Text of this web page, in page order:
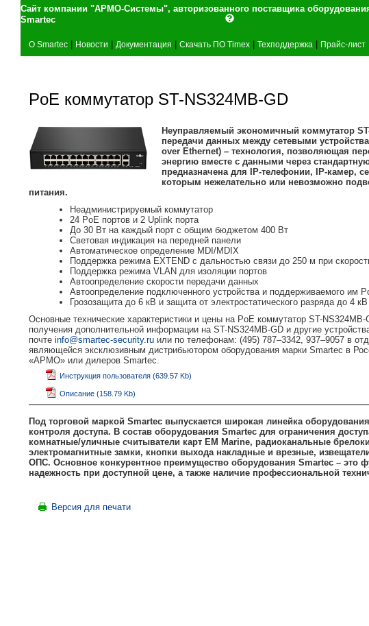
Сайт компании "АРМО-Системы", авторизованного поставщика
Smartec
О Smartec Новости Документация Скачать ПО Timex Техподдержка Прайс-лист
PoE коммутатор ST-NS324MB-GD
Неуправляемый экономичный коммутатор
передачи данных между сетевыми
over Ethernet) – технология, позволяющая
энергию вместе с данными через
предназначена для IP-телефонии, IP-камер,
которым нежелательно или невозможно
питания.
Неадминистрируемый коммутатор
24 PoE портов и 2 Uplink порта
До 30 Вт на каждый порт с общим бюджетом 400 Вт
Световая индикация на передней панели
Автоматическое определение MDI/MDIX
Поддержка режима EXTEND с дальностью связи до 250 м при
Поддержка режима VLAN для изоляции портов
Автоопределение скорости передачи данных
Автоопределение подключенного устройства и поддерживаемого им
Грозозащита до 6 кВ и защита от электростатического разряда до 4 кВ
Основные технические характеристики и цены на PoE коммутатор ST-
получения дополнительной информации на ST-NS324MB-GD и другие
почте info@smartec-security.ru или по телефонам: (495) 787–3342, 937–9057 в
являющейся эксклюзивным дистрибьютором оборудования марки Smartec в
«АРМО» или дилеров Smartec.
Инструкция пользователя (639.57 Kb)
Описание (158.79 Kb)
Под торговой маркой Smartec выпускается широкая линейка
контроля доступа. В состав оборудования Smartec для ограничения
комнатные/уличные считыватели карт EM Marine, радиоканальные
электромагнитные замки, кнопки выхода накладные и врезные,
ОПС. Основное конкурентное преимущество оборудования Smartec – это
надежность при доступной цене, а также наличие профессиональной
Версия для печати